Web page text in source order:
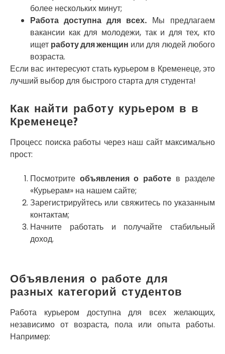
более нескольких минут;
Работа доступна для всех. Мы предлагаем
вакансии как для молодежи, так и для тех, кто
ищет работу для женщин или для людей любого
возраста.
Если вас интересуют стать курьером в Кременеце, это
лучший выбор для быстрого старта для студента!
Как найти работу курьером в в
Кременеце?
Процесс поиска работы через наш сайт максимально
прост:
Посмотритеобъявления о работев разделе
«Курьерам» на нашем сайте;
Зарегистрируйтесь или свяжитесь по указанным
контактам;
Начните работать и получайте стабильный
доход.
Объявления о работе для
разных категорий студентов
Работа курьером доступна для всех желающих,
независимо от возраста, пола или опыта работы.
Например:
Славута
Славутич
Слобожанское
Смела
Софиевская Борщаговка
Сокольники
Солоницевка
Старые Петровцы
Стебник
Стоянка
Стрый
Сумы
Святопетровское
Тальное
Тарасовка
Тернополь
Терновка
Трусковец
Тульчин
Ужгород
Узин
Великие Лазы
Великий Омеляник
Верхнеднепровск